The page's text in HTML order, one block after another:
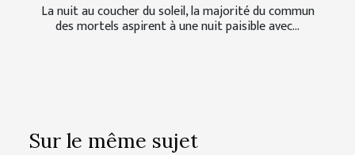
La nuit au coucher du soleil, la majorité du commun
des mortels aspirent à une nuit paisible avec...
Sur le même sujet